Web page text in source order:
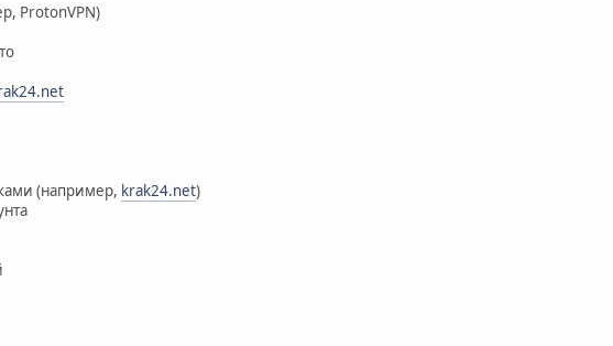
ProtonVPN)
(например, krak24.net)